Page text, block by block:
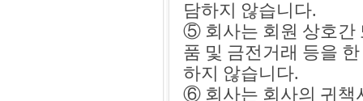
담하지 않습니다.
⑤ 회사는 회원 상호간
품 및 금전거래 등을
하지 않습니다.
⑥ 회사는 회사의 귀책